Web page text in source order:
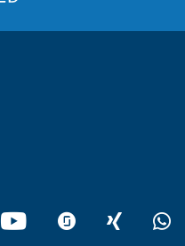
YouTube glassdoorXING